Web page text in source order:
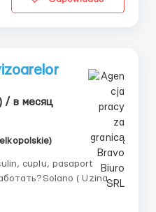
/ в месяц
cuplu, pasaport
Условия